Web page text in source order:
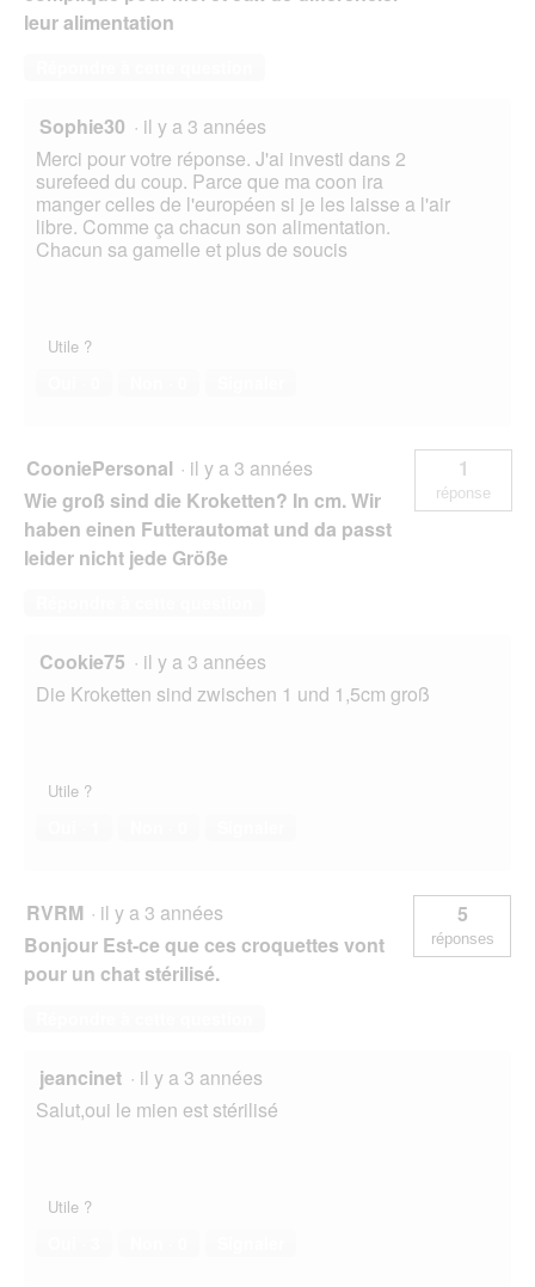
leur alimentation
Sophie30 · il y a 3 années
Merci pour votre réponse. J'ai investi dans 2
surefeed du coup. Parce que ma coon ira
manger celles de l'européen si je les laisse a l'air
libre. Comme ça chacun son alimentation.
Chacun sa gamelle et plus de soucis
Utile ?
CooniePersonal · il y a 3 années
Wie groß sind die Kroketten? In cm. Wir
haben einen Futterautomat und da passt
leider nicht jede Größe
1
réponse
Cookie75 · il y a 3 années
Die Kroketten sind zwischen 1 und 1,5cm groß
Utile ?
RVRM · il y a 3 années
Bonjour Est-ce que ces croquettes vont
pour un chat stérilisé.
5
réponses
jeancinet · il y a 3 années
Salut,oui le mien est stérilisé
Utile ?